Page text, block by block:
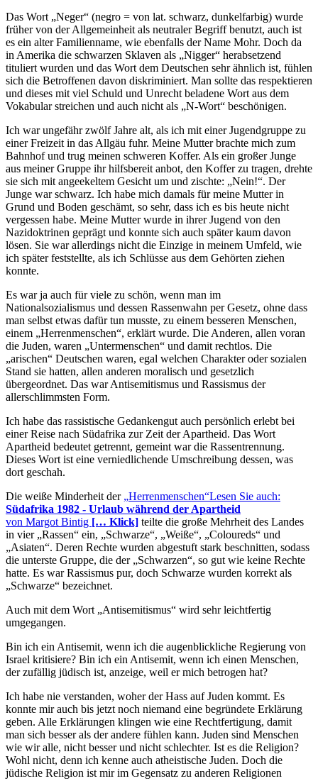
Das Wort
Neger
(negro = von lat. schwarz, dunkelfarbig) wurde
früher von der Allgemeinheit als neutraler Begriff benutzt, auch ist
es ein alter Familienname, wie ebenfalls der Name Mohr. Doch da
in Amerika die schwarzen Sklaven als
Nigger
herabsetzend
tituliert wurden und das Wort dem Deutschen sehr ähnlich ist, fühlen
sich die Betroffenen davon diskriminiert. Man sollte das respektieren
und dieses mit viel Schuld und Unrecht beladene Wort aus dem
Vokabular streichen und auch nicht als
N-Wort
beschönigen.
Ich war ungefähr zwölf Jahre alt, als ich mit einer Jugendgruppe zu
einer Freizeit in das Allgäu fuhr. Meine Mutter brachte mich zum
Bahnhof und trug meinen schweren Koffer. Als ein großer Junge
aus meiner Gruppe ihr hilfsbereit anbot, den Koffer zu tragen, drehte
sie sich mit angeekeltem Gesicht um und zischte:
Nein! . Der
Junge war schwarz. Ich habe mich damals für meine Mutter in
Grund und Boden geschämt, so sehr, dass ich es bis heute nicht
vergessen habe. Meine Mutter wurde in ihrer Jugend von den
Nazidoktrinen geprägt und konnte sich auch später kaum davon
lösen. Sie war allerdings nicht die Einzige in meinem Umfeld, wie
ich später feststellte, als ich Schlüsse aus dem Gehörten ziehen
konnte.
Es war ja auch für viele zu schön, wenn man im
Nationalsozialismus und dessen Rassenwahn per Gesetz, ohne dass
man selbst etwas dafür tun musste, zu einem besseren Menschen,
einem
Herrenmenschen , erklärt wurde. Die Anderen, allen voran
die Juden, waren
Untermenschen
und damit rechtlos. Die
arischen
Deutschen waren, egal welchen Charakter oder sozialen
Stand sie hatten, allen anderen moralisch und gesetzlich
übergeordnet. Das war Antisemitismus und Rassismus der
allerschlimmsten Form.
Ich habe das rassistische Gedankengut auch persönlich erlebt bei
einer Reise nach Südafrika zur Zeit der Apartheid. Das Wort
Apartheid bedeutet getrennt, gemeint war die Rassentrennung.
Dieses Wort ist eine verniedlichende Umschreibung dessen, was
dort geschah.
Die weiße Minderheit der Herrenmenschen Lesen Sie auch:
Südafrika 1982 - Urlaub während der Apartheid
von Margot Bintig [… Klick] teilte die große Mehrheit des Landes
in vier Rassen ein, Schwarze , Weiße , Coloureds
und
Asiaten . Deren Rechte wurden abgestuft stark beschnitten, sodass
die unterste Gruppe, die der
Schwarzen , so gut wie keine Rechte
hatte. Es war Rassismus pur, doch Schwarze wurden korrekt als
Schwarze
bezeichnet.
Auch mit dem Wort
Antisemitismus
wird sehr leichtfertig
umgegangen.
Bin ich ein Antisemit, wenn ich die augenblickliche Regierung von
Israel kritisiere? Bin ich ein Antisemit, wenn ich einen Menschen,
der zufällig jüdisch ist, anzeige, weil er mich betrogen hat?
Ich habe nie verstanden, woher der Hass auf Juden kommt. Es
konnte mir auch bis jetzt noch niemand eine begründete Erklärung
geben. Alle Erklärungen klingen wie eine Rechtfertigung, damit
man sich besser als der andere fühlen kann. Juden sind Menschen
wie wir alle, nicht besser und nicht schlechter. Ist es die Religion?
Wohl nicht, denn ich kenne auch atheistische Juden. Doch die
jüdische Religion ist mir im Gegensatz zu anderen Religionen